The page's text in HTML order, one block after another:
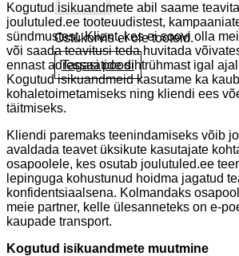
Ostukorvis ei ole tooteid.
Tagasi poodi
Kogutud isikuandmete abil saame
joulutuled.ee tooteuudistest,
sündmustest. Klient, kes ei soovi olla
või saada teavitusi teda huvitada
ennast adressaatide sihtrühmast igal
Kogutud isikuandmeid kasutame ka
kohaletoimetamiseks ning kliendi ees
täitmiseks.
Kliendi paremaks teenindamiseks võib
avaldada teavet üksikute kasutajate
osapoolele, kes osutab joulutuled.ee
lepinguga kohustunud hoidma jagatud
konfidentsiaalsena. Kolmandaks
meie partner, kelle ülesanneteks on e-
kaupade transport.
Kogutud isikuandmete muutmine